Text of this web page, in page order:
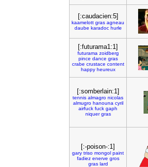
[:caudacien:5]
kaamelott gras agneau
daube karadoc hurle
[:futurama1:1]
futurama zoidberg
pince dance gras
crabe crustace content
happy heureux
[:somberlain:1]
tennis almagro nicolas
almugro hanouna cyril
airfuck fuck gaph
niquer gras
[:-poison-:1]
gary triso mongol paint
fadiez enerve gros
gras lard